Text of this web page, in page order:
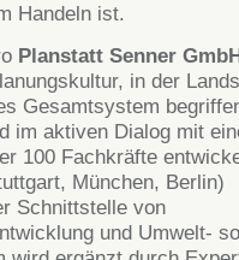
Handeln ist.
Planstatt Senner
in der
Gesamtsystem
im aktiven Dialog mit
100 Fachkräfte
München, Berlin)
Schnittstelle von
und Umwelt-